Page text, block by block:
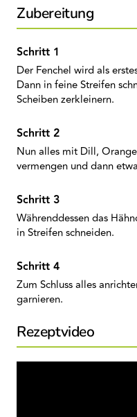
Zubereitung
Der Fenchel wird als
Dann in feine Streifen
Scheiben zerkleinern.
Nun alles mit Dill,
vermengen und dann
Währenddessen das
in Streifen schneiden.
Zum Schluss alles
garnieren.
Rezeptvideo